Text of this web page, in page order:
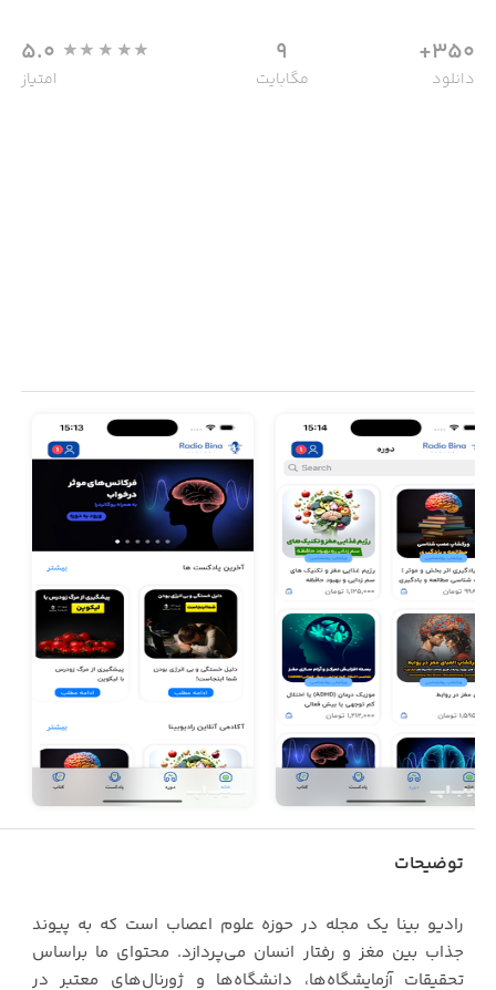
350+
دانلود
9
مگابایت
5.0
امتیاز
توضیحات
رادیو بینا یک مجله در حوزه علوم اعصاب است که به پیوند
جذاب بین مغز و رفتار انسان می‌پردازد. محتوای ما براساس
تحقیقات آزمایشگاه‌ها، دانشگاه‌ها و ژورنال‌های معتبر در